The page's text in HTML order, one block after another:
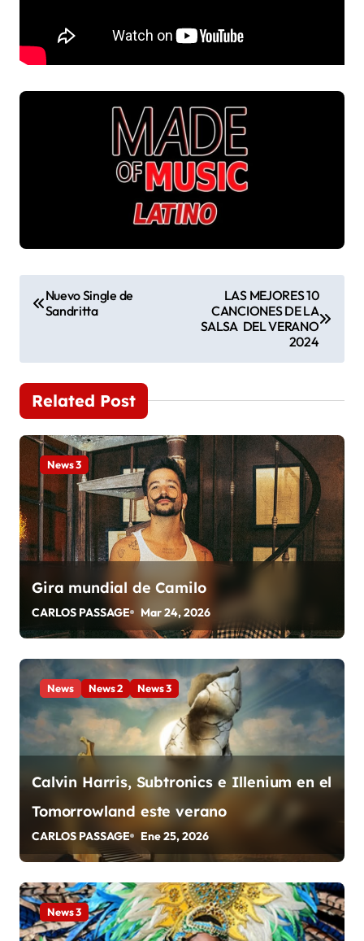
N
v
e
g
a
c
i
ó
n
d
e
e
n
t
r
a
d
a
s
Nuevo Single de
Sandritta
LAS MEJORES 10
CANCIONES DE LA
SALSA DEL VERANO
2024
Related Post
News 3
Gira mundial de Camilo
CARLOS PASSAGE Mar 24, 2026
News News 2 News 3
Calvin Harris, Subtronics e Illenium en el
Tomorrowland este verano
CARLOS PASSAGE Ene 25, 2026
News 3